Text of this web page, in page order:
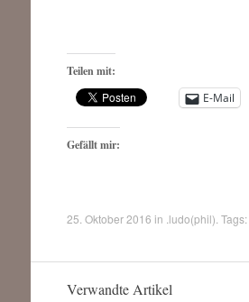
Teilen mit:
E-Mail
Gefällt mir:
25. Oktober 2016 in .ludo(phil) . Tags:
Verwandte Artikel